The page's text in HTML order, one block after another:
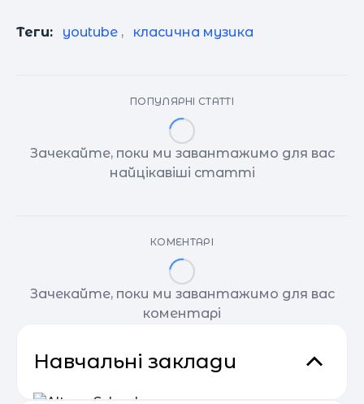
Теги: youtube , класична музика
ПОПУЛЯРНІ СТАТТІ
Зачекайте, поки ми завантажимо для вас
найцікавіші статті
КОМЕНТАРІ
Зачекайте, поки ми завантажимо для вас
коментарі
Навчальні заклади